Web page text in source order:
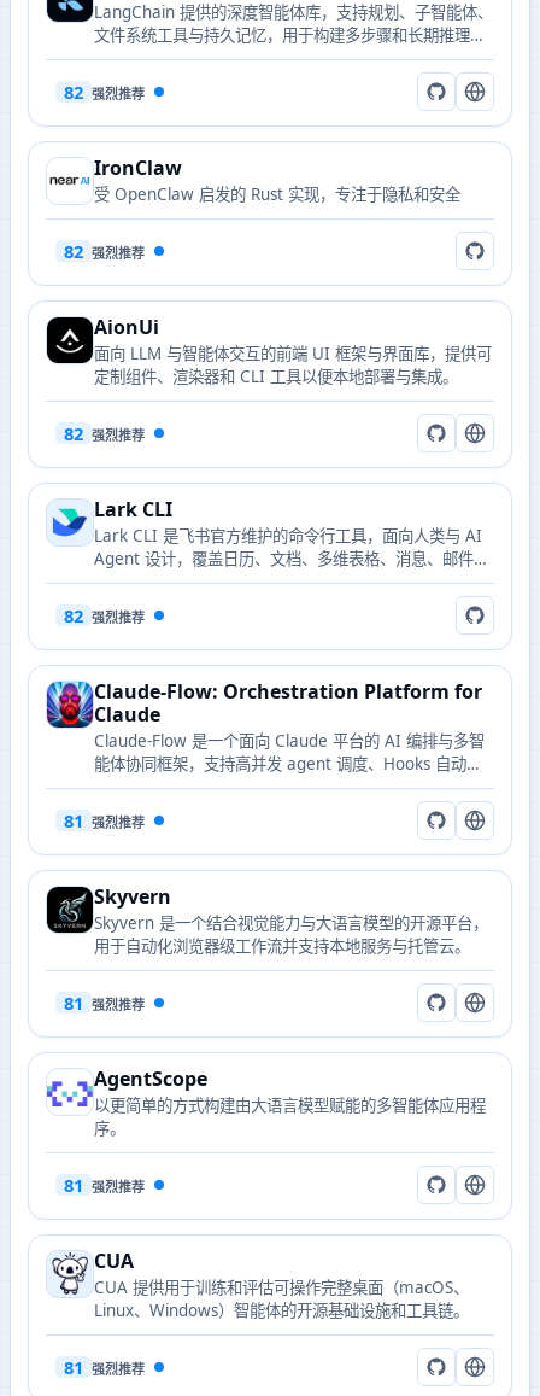
LangChain 提供的深度智能体库，支持规划、子智能体、
文件系统工具与持久记忆，用于构建多步骤和长期推理的
智能体。
82 强烈推荐
IronClaw
受 OpenClaw 启发的 Rust 实现，专注于隐私和安全
82 强烈推荐
AionUi
面向 LLM 与智能体交互的前端 UI 框架与界面库，提供可
定制组件、渲染器和 CLI 工具以便本地部署与集成。
82 强烈推荐
Lark CLI
Lark CLI 是飞书官方维护的命令行工具，面向人类与 AI
Agent 设计，覆盖日历、文档、多维表格、消息、邮件、
任务等 17 个业务领域，提供 200+ 命令与 24 个 AI
Agent Skill。
82 强烈推荐
Claude-Flow: Orchestration Platform for
Claude
Claude-Flow 是一个面向 Claude 平台的 AI 编排与多智
能体协同框架，支持高并发 agent 调度、Hooks 自动化
与 Flow Nexus 云集成。
81 强烈推荐
Skyvern
Skyvern 是一个结合视觉能力与大语言模型的开源平台，
用于自动化浏览器级工作流并支持本地服务与托管云。
81 强烈推荐
AgentScope
以更简单的方式构建由大语言模型赋能的多智能体应用程
序。
81 强烈推荐
CUA
CUA 提供用于训练和评估可操作完整桌面（macOS、
Linux、Windows）智能体的开源基础设施和工具链。
81 强烈推荐